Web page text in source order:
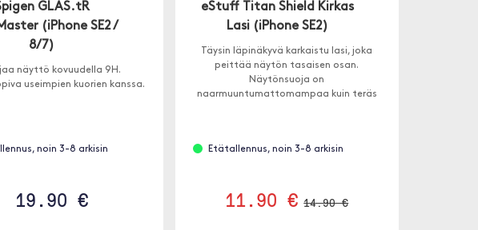
GLAS.tR
(iPhone SE2 /
8/7)
näyttö kovuudella 9H.
useimpien kuorien kanssa.
noin 3-8 arkisin
19.90 €
eStuff Titan Shield Kirkas
Lasi (iPhone SE2)
Täysin läpinäkyvä karkaistu lasi, joka
peittää näytön tasaisen osan.
Näytönsuoja on
naarmuuntumattomampaa kuin teräs
Etätallennus, noin 3-8 arkisin
11.90 € 14.90 €